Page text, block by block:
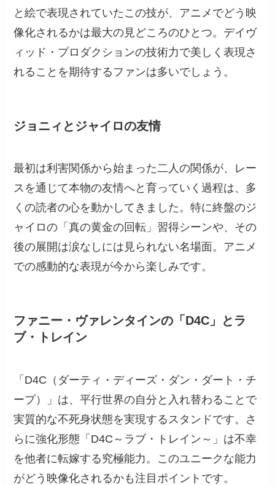
と絵で表現されていたこの技が、アニメでどう映
像化されるかは最大の見どころのひとつ。デイヴ
ィッド・プロダクションの技術力で美しく表現さ
れることを期待するファンは多いでしょう。
ジョニィとジャイロの友情
最初は利害関係から始まった二人の関係が、レー
スを通じて本物の友情へと育っていく過程は、多
くの読者の心を動かしてきました。特に終盤のジ
ャイロの「真の黄金の回転」習得シーンや、その
後の展開は涙なしには見られない名場面。アニメ
での感動的な表現が今から楽しみです。
ファニー・ヴァレンタインの「D4C」とラ
ブ・トレイン
「D4C（ダーティ・ディーズ・ダン・ダート・チ
ープ）」は、平行世界の自分と入れ替わることで
実質的な不死身状態を実現するスタンドです。さ
らに強化形態「D4C～ラブ・トレイン～」は不幸
を他者に転嫁する究極能力。このユニークな能力
がどう映像化されるかも注目ポイントです。